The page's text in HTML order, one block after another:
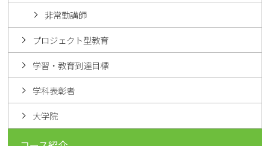
非常勤講師
プロジェクト型教育
学習・教育到達目標
学科表彰者
大学院